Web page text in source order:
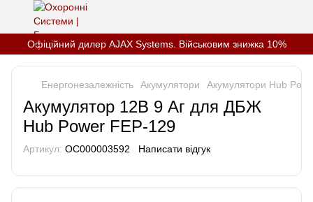
Офіційний дилер AJAX Systems. Військовим знижка 10%
Енергонезалежність Акумулятори Акумулятори Hub
Акумулятор 12В 9 Аг для ДБЖ
Hub Power FEP-129
Артикул: OC000003592 Написати відгук